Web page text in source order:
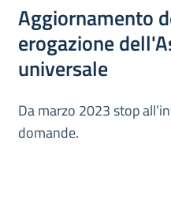
Aggiornamento
erogazione
universale
Da marzo 2023 stop
domande.